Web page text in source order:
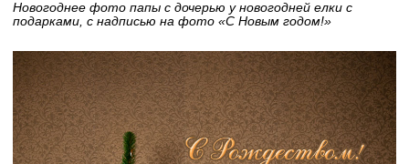
Новогоднее фото папы с дочерью у новогодней елки с
подарками, с надписью на фото «С Новым годом!»